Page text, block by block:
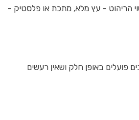
הריהוט – עץ מלא, מתכת או פלסטיק –
פועלים באופן חלק ושאין רעשים